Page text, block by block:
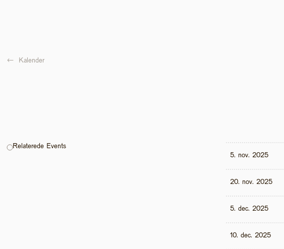
← Kalender
Relaterede Events
5. nov. 2025
20. nov. 2025
5. dec. 2025
10. dec. 2025